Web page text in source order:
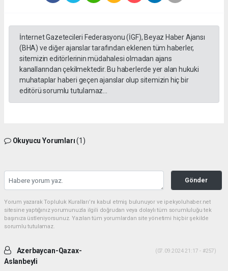
İnternet Gazetecileri Federasyonu (İGF), Beyaz Haber Ajansı
(BHA) ve diğer ajanslar tarafından eklenen tüm haberler,
sitemizin editörlerinin müdahalesi olmadan ajans
kanallarından çekilmektedir. Bu haberlerde yer alan hukuki
muhataplar haberi geçen ajanslar olup sitemizin hiç bir
editörü sorumlu tutulamaz...
Okuyucu Yorumları(1)
Gönder
Yorum yazarak Topluluk Kuralları’nı kabul etmiş bulunuyor ve ipekyoluhaber.net
sitesine yaptığınız yorumunuzla ilgili doğrudan veya dolaylı tüm sorumluluğu tek
başınıza üstleniyorsunuz. Yazılan tüm yorumlardan site yönetimi hiçbir şekilde
sorumlu tutulamaz.
Azerbaycan-Qazax-
Aslanbeyli
(07.09.2024 21:17 - #257)